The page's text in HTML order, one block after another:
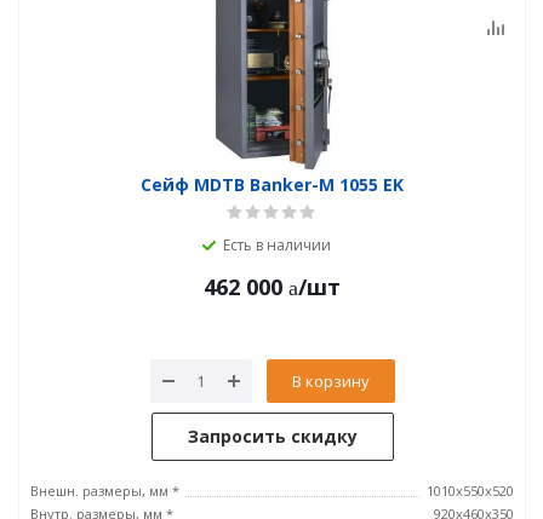
Сейф MDTB Banker-M 1055 EK
Есть в наличии
462 000 /шт
В корзину
Запросить скидку
Внешн. размеры, мм *
1010x550x520
Внутр. размеры, мм *
920x460x350